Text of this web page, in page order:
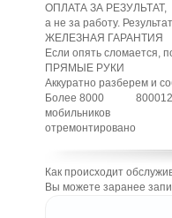
ОПЛАТА ЗА РЕЗУЛЬТАТ,
а не за работу.
ЖЕЛЕЗНАЯ ГАРАНТИЯ
Если опять сломается,
ПРЯМЫЕ РУКИ
Аккуратно разберем и
Более 8000
мобильников
отремонтировано
800012
Как происходит
Вы можете заранее